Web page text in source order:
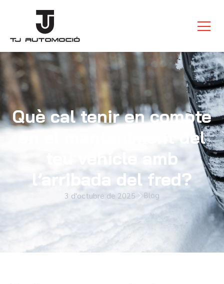
Què cal tenir en compte
en el manteniment del
teu vehicle amb
l’arribada del fred?
3 d'octubre de 2025 Blog